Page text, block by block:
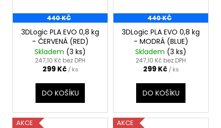
440 KČ
3DLogic PLA EVO 0,8 kg
- ČERVENÁ (RED)
Skladem (3 ks)
247,10 Kč bez DPH
299 Kč / ks
DO KOŠÍKU
440 KČ
3DLogic PLA EVO 0,8 kg
- MODRÁ (BLUE)
Skladem (3 ks)
247,10 Kč bez DPH
299 Kč / ks
DO KOŠÍKU
AKCE
AKCE